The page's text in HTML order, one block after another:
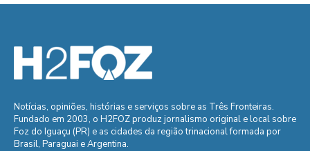
Notícias, opiniões, histórias e serviços sobre as Três Fronteiras.
Fundado em 2003, o H2FOZ produz jornalismo original e local sobre
Foz do Iguaçu (PR) e as cidades da região trinacional formada por
Brasil, Paraguai e Argentina.